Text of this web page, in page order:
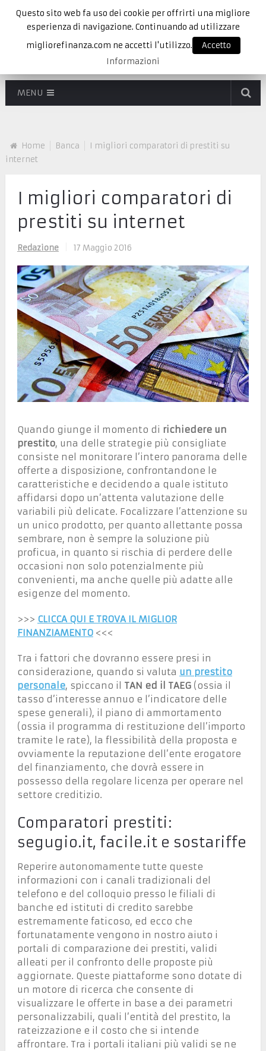
MENU
Home Banca
I migliori comparatori di prestiti su
internet
I migliori comparatori di
prestiti su internet
Redazione 17 Maggio 2016
Quando giunge il momento di richiedere un
prestito, una delle strategie più consigliate
consiste nel monitorare l’intero panorama delle
offerte a disposizione, confrontandone le
caratteristiche e decidendo a quale istituto
affidarsi dopo un’attenta valutazione delle
variabili più delicate. Focalizzare l’attenzione su
un unico prodotto, per quanto allettante possa
sembrare, non è sempre la soluzione più
proficua, in quanto si rischia di perdere delle
occasioni non solo potenzialmente più
convenienti, ma anche quelle più adatte alle
esigenze del momento.
>>> CLICCA QUI E TROVA IL MIGLIOR
FINANZIAMENTO<<<
Tra i fattori che dovranno essere presi in
considerazione, quando si valuta un prestito
personale, spiccano il TAN ed il TAEG(ossia il
tasso d’interesse annuo e l’indicatore delle
spese generali), il piano di ammortamento
(ossia il programma di restituzione dell’importo
tramite le rate), la flessibilità della proposta e
ovviamente la reputazione dell’ente erogatore
del finanziamento, che dovrà essere in
possesso della regolare licenza per operare nel
settore creditizio.
Comparatori prestiti:
segugio.it, facile.it e sostariffe
Reperire autonomamente tutte queste
informazioni con i canali tradizionali del
telefono e del colloquio presso le filiali di
banche ed istituti di credito sarebbe
estremamente faticoso, ed ecco che
fortunatamente vengono in nostro aiuto i
portali di comparazione dei prestiti, validi
alleati per il confronto delle proposte più
aggiornate. Queste piattaforme sono dotate di
un motore di ricerca che consente di
visualizzare le offerte in base a dei parametri
personalizzabili, quali l’entità del prestito, la
rateizzazione e il costo che si intende
affrontare. Tra i portali italiani più validi se ne
Questo sito web fa uso dei cookie per offrirti una migliore
esperienza di navigazione. Continuando ad utilizzare
migliorefinanza.com ne accetti l'utilizzo.
Accetto
Informazioni